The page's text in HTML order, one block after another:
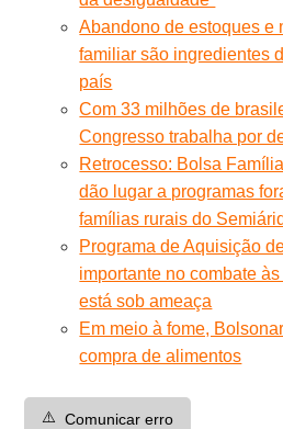
Abandono de estoques e
familiar são ingredientes
país
Com 33 milhões de
Congresso trabalha por
Retrocesso: Bolsa
dão lugar a programas
famílias rurais do
Programa de Aquisição
importante no combate
está sob ameaça
Em meio à fome,
compra de alimentos
⚠️ Comunicar erro